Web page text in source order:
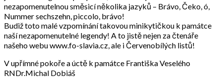
nezapomenutelnou směsicí několika jazyků – Brávo, Čeko, ó,
Nummer sechszehn, piccolo, brávo!
Budiž toto malé vzpomínání takovou minikytičkou k památce
naší nezapomenutelné legendy! A to jistě nejen za čtenáře
našeho webu www.fo-slavia.cz, ale i Červenobílých listů!
V upřímné pokoře a úctě k památce Františka Veselého
RNDr.Michal Dobiáš